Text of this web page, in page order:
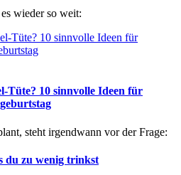
wieder so weit:
Tüte? 10 sinnvolle Ideen für
steht irgendwann vor der Frage:
du zu wenig trinkst